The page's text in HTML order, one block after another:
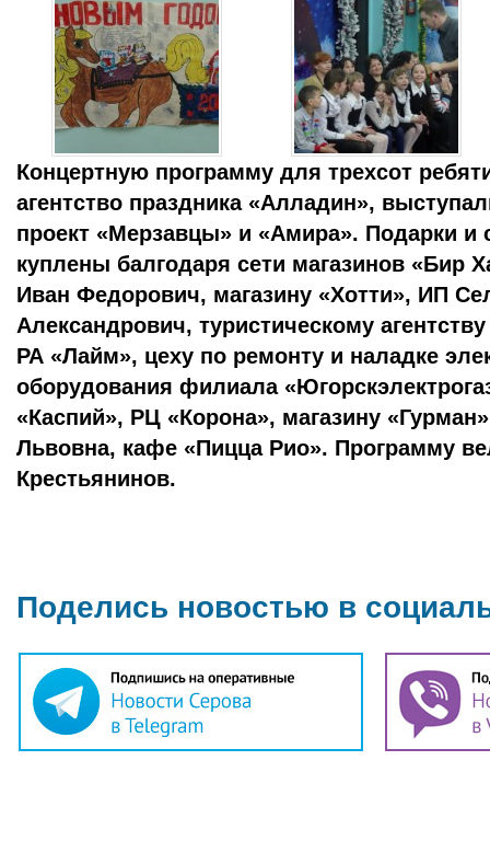
Концертную программу для трехсот
агентство праздника «Алладин»,
проект «Мерзавцы» и «Амира». Подарки и
куплены балгодаря сети магазинов «Бир
Иван Федорович, магазину «Хотти», ИП
Александрович, туристическому
РА «Лайм», цеху по ремонту и наладке
оборудования филиала
«Каспий», РЦ «Корона», магазину
Львовна, кафе «Пицца Рио». Программу
Крестьянинов.
Поделись новостью в